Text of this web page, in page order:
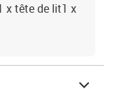
x tête de lit1 x